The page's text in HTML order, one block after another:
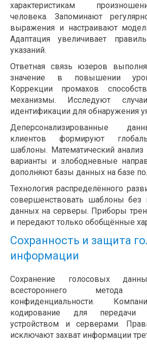
характеристикам
человека. Запоминают
выражения и настраивают
Адаптация увеличивает
указаний.
Ответная связь юзеров
значение в повышении
Коррекции промахов
механизмы. Исследуют
идентификации для обнаружения
Деперсонализированные
клиентов формируют
шаблоны. Математический
варианты и злободневные
дополняют базы данных на базе
Технология распределённого
совершенствовать шаблоны без
данных на серверы. Приборы
и передают только обобщённые
Сохранность и защита
информации
Сохранение голосовых
всестороннего
конфиденциальности.
кодирование для
устройством и серверами.
исключают захват информации